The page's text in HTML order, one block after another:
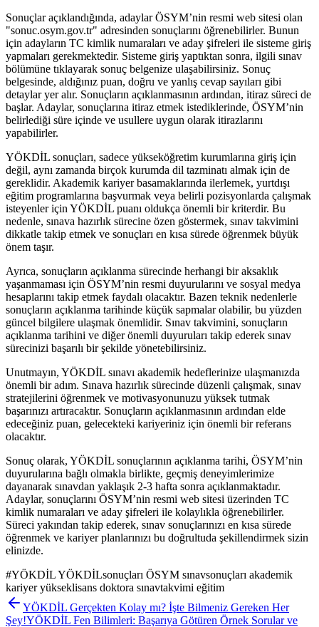
Sonuçlar açıklandığında, adaylar ÖSYM’nin resmi web sitesi olan
"sonuc.osym.gov.tr" adresinden sonuçlarını öğrenebilirler. Bunun
için adayların TC kimlik numaraları ve aday şifreleri ile sisteme giriş
yapmaları gerekmektedir. Sisteme giriş yaptıktan sonra, ilgili sınav
bölümüne tıklayarak sonuç belgenize ulaşabilirsiniz. Sonuç
belgesinde, aldığınız puan, doğru ve yanlış cevap sayıları gibi
detaylar yer alır. Sonuçların açıklanmasının ardından, itiraz süreci de
başlar. Adaylar, sonuçlarına itiraz etmek istediklerinde, ÖSYM’nin
belirlediği süre içinde ve usullere uygun olarak itirazlarını
yapabilirler.
YÖKDİL sonuçları, sadece yükseköğretim kurumlarına giriş için
değil, aynı zamanda birçok kurumda dil tazminatı almak için de
gereklidir. Akademik kariyer basamaklarında ilerlemek, yurtdışı
eğitim programlarına başvurmak veya belirli pozisyonlarda çalışmak
isteyenler için YÖKDİL puanı oldukça önemli bir kriterdir. Bu
nedenle, sınava hazırlık sürecine özen göstermek, sınav takvimini
dikkatle takip etmek ve sonuçları en kısa sürede öğrenmek büyük
önem taşır.
Ayrıca, sonuçların açıklanma sürecinde herhangi bir aksaklık
yaşanmaması için ÖSYM’nin resmi duyurularını ve sosyal medya
hesaplarını takip etmek faydalı olacaktır. Bazen teknik nedenlerle
sonuçların açıklanma tarihinde küçük sapmalar olabilir, bu yüzden
güncel bilgilere ulaşmak önemlidir. Sınav takvimini, sonuçların
açıklanma tarihini ve diğer önemli duyuruları takip ederek sınav
sürecinizi başarılı bir şekilde yönetebilirsiniz.
Unutmayın, YÖKDİL sınavı akademik hedeflerinize ulaşmanızda
önemli bir adım. Sınava hazırlık sürecinde düzenli çalışmak, sınav
stratejilerini öğrenmek ve motivasyonunuzu yüksek tutmak
başarınızı artıracaktır. Sonuçların açıklanmasının ardından elde
edeceğiniz puan, gelecekteki kariyeriniz için önemli bir referans
olacaktır.
Sonuç olarak, YÖKDİL sonuçlarının açıklanma tarihi, ÖSYM’nin
duyurularına bağlı olmakla birlikte, geçmiş deneyimlerimize
dayanarak sınavdan yaklaşık 2-3 hafta sonra açıklanmaktadır.
Adaylar, sonuçlarını ÖSYM’nin resmi web sitesi üzerinden TC
kimlik numaraları ve aday şifreleri ile kolaylıkla öğrenebilirler.
Süreci yakından takip ederek, sınav sonuçlarınızı en kısa sürede
öğrenmek ve kariyer planlarınızı bu doğrultuda şekillendirmek sizin
elinizde.
#YÖKDİL YÖKDİLsonuçları ÖSYM sınavsonuçları akademik
kariyer yükseklisans doktora sınavtakvimi eğitim
YÖKDİL Gerçekten Kolay mı? İşte Bilmeniz Gereken Her
Şey!YÖKDİL Fen Bilimleri: Başarıya Götüren Örnek Sorular ve